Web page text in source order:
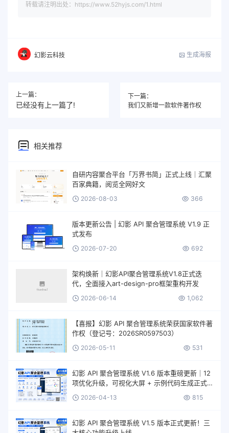
转载请注明出处：https://www.52hyjs.com/1.html
幻影云科技 生成海报
上一篇：
已经没有上一篇了!
下一篇：
我们又新增一款软件著作权
相关推荐
自研内容聚合平台「万界书简」正式上线｜汇聚
百家典籍，阅览全网好文
2026-08-03 366
版本更新公告 | 幻影 API 聚合管理系统 V1.9 正
式发布
2026-07-20 692
架构焕新｜幻影API聚合管理系统V1.8正式迭
代，全面接入art-design-pro框架重构开发
2026-06-14 1,062
【喜报】幻影 API 聚合管理系统荣获国家软件著
作权（登记号：2026SR0597503）
2026-05-11 531
幻影 API 聚合管理系统 V1.6 版本重磅更新｜12
项优化升级，可视化大屏 + 示例代码生成正式
上线
2026-04-13 815
幻影 API 聚合管理系统 V1.5 版本正式更新！三